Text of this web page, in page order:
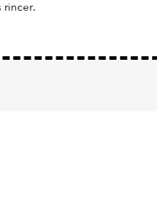
rincer.